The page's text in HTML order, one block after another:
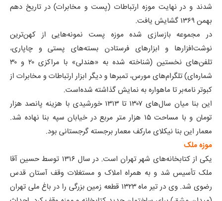
شدند و در نهایت موزه ارتباطات (پست و مخابرات) در تاریخ دهم
بهمن ۱۳۶۹ گشایش یافت.
در مجموعه بازسازی شده موزه پست نمونه‌هایی از کهن‌ترین
نوشت‌افزارها و ابزارهای فرستادن بسته‌های پستی و چاپاری،
تلفن‌های نخستین (شناخته شده به «هندلی» با مراکزی ۲۰ و ۳۰
شماره‌ای) تلگرام‌های مورس، تمبرها و دیگر ابزار ارتباطات و مخابرات از
کبوتر نامه‌بر تا ماهواره به نمایش گذاشته شده‌است.
این بنا میان سال‌های ۱۳۰۷ تا ۱۳۱۳ خورشیدی با هزینه پانصد هزار
تومان و با مساحت ۱۵ هزار متر مربع در خیابان سپه بنا نهاده شد.
معمار این بنا نیکلای مارکف معمار برجسته گرجستانی بود.
موزه ملک
یکی از کتابخانه‌های شهر تهران است. در سال ۱۳۱۶ توسط حسین آقا
ملک تأسیس شد و به همراه املاک و مستغلات وقف آستان قدس
رضوی شد. وی در تیر ماه ۱۳۲۳ قطعه زمین بزرگی را در باغ ملی تهران